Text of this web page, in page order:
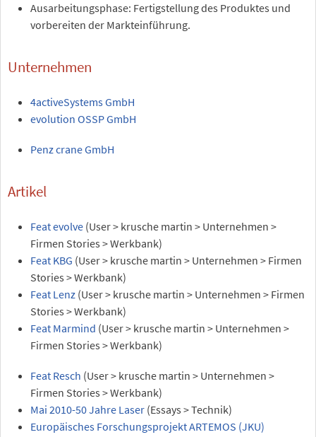
Ausarbeitungsphase: Fertigstellung des Produktes und
vorbereiten der Markteinführung.
Unternehmen
4activeSystems GmbH
evolution OSSP GmbH
Penz crane GmbH
Artikel
Feat evolve (User > krusche martin > Unternehmen >
Firmen Stories > Werkbank)
Feat KBG (User > krusche martin > Unternehmen > Firmen
Stories > Werkbank)
Feat Lenz (User > krusche martin > Unternehmen > Firmen
Stories > Werkbank)
Feat Marmind (User > krusche martin > Unternehmen >
Firmen Stories > Werkbank)
Feat Resch (User > krusche martin > Unternehmen >
Firmen Stories > Werkbank)
Mai 2010-50 Jahre Laser (Essays > Technik)
Europäisches Forschungsprojekt ARTEMOS (JKU)